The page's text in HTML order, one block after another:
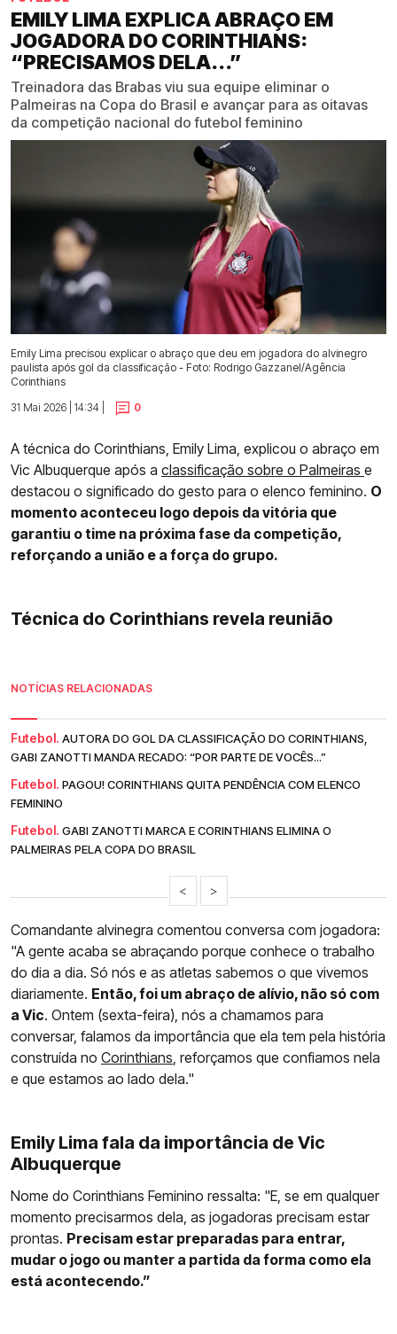
EMILY LIMA EXPLICA ABRAÇO EM
JOGADORA DO CORINTHIANS:
“PRECISAMOS DELA...”
Treinadora das Brabas viu sua equipe eliminar o
Palmeiras na Copa do Brasil e avançar para as oitavas
da competição nacional do futebol feminino
Emily Lima precisou explicar o abraço que deu em jogadora do alvinegro
paulista após gol da classificação - Foto: Rodrigo Gazzanel/Agência
Corinthians
31 Mai 2026 | 14:34 |
0
A técnica do Corinthians, Emily Lima, explicou o abraço em
Vic Albuquerque após a classificação sobre o Palmeiras e
destacou o significado do gesto para o elenco feminino. O
momento aconteceu logo depois da vitória que
garantiu o time na próxima fase da competição,
reforçando a união e a força do grupo.
Técnica do Corinthians revela reunião
NOTÍCIAS RELACIONADAS
Futebol. AUTORA DO GOL DA CLASSIFICAÇÃO DO CORINTHIANS,
GABI ZANOTTI MANDA RECADO: “POR PARTE DE VOCÊS...”
Futebol. PAGOU! CORINTHIANS QUITA PENDÊNCIA COM ELENCO
FEMININO
Futebol. GABI ZANOTTI MARCA E CORINTHIANS ELIMINA O
PALMEIRAS PELA COPA DO BRASIL
< >
Comandante alvinegra comentou conversa com jogadora:
"A gente acaba se abraçando porque conhece o trabalho
do dia a dia. Só nós e as atletas sabemos o que vivemos
diariamente. Então, foi um abraço de alívio, não só com
a Vic. Ontem (sexta-feira), nós a chamamos para
conversar, falamos da importância que ela tem pela história
construída no Corinthians , reforçamos que confiamos nela
e que estamos ao lado dela."
Emily Lima fala da importância de Vic
Albuquerque
Nome do Corinthians Feminino ressalta: "E, se em qualquer
momento precisarmos dela, as jogadoras precisam estar
prontas. Precisam estar preparadas para entrar,
mudar o jogo ou manter a partida da forma como ela
está acontecendo.”